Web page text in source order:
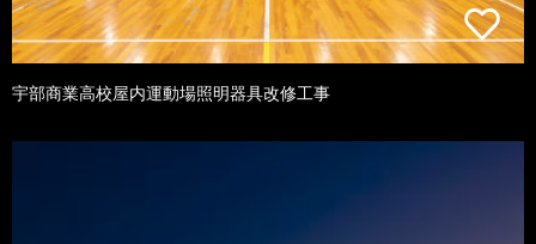
宇部商業高校屋内運動場照明器具改修工事